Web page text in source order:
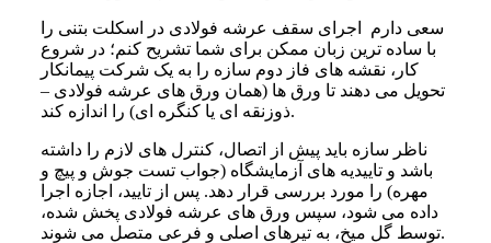
سعی دارم اجرای سقف عرشه فولادی در اسکلت بتنی را
با ساده ترین زبان ممکن برای شما تشریح کنم؛ در شروع
کار، نقشه های فاز دوم سازه را به یک شرکت پیمانکار
تحویل می دهند تا ورق ها (همان ورق های عرشه فولادی –
ذوزنقه ای یا کنگره ای) را اندازه کند.
ناظر سازه باید پیش از اتصال، کنترل های لازم را داشته
باشد و تاییدیه های آزمایشگاه (جواب تست جوش و پیچ و
مهره) را مورد بررسی قرار دهد. پس از تایید، اجازه اجرا
داده می شود، سپس ورق های عرشه فولادی پخش شده،
توسط گل میخ، به تیرهای اصلی و فرعی متصل می شوند.